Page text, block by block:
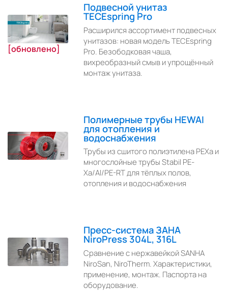
[обновлено]
Подвесной унитаз
TECEspring Pro
Расширился ассортимент подвесных
унитазов: новая модель TECEspring
Pro. Безободковая чаша,
вихреобразный смыв и упрощённый
монтаж унитаза.
Полимерные трубы HEWAI
для отопления и
водоснабжения
Трубы из сшитого полиэтилена PEXa и
многослойные трубы Stabil PE-
Xa/Al/PE-RT для тёплых полов,
отопления и водоснабжения
Пресс-система ЗАНА
NiroPress 304L, 316L
Сравнение с нержавейкой SANHA
NiroSan, NiroTherm. Характеристики,
применение, монтаж. Паспорта на
оборудование.